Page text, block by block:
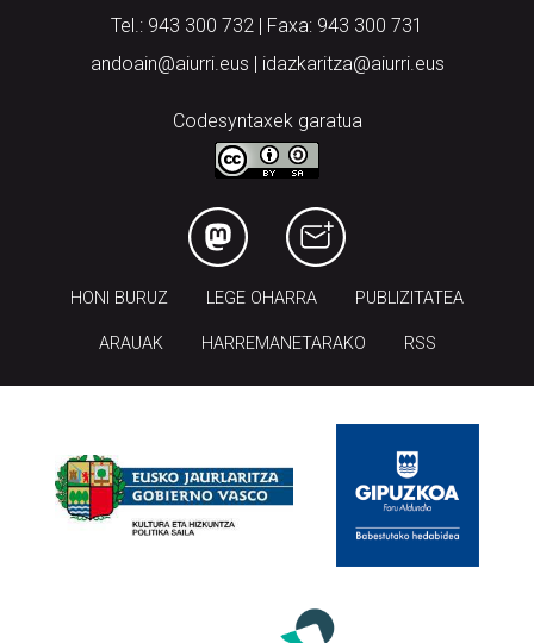
Tel.: 943 300 732 | Faxa: 943 300 731
andoain@aiurri.eus | idazkaritza@aiurri.eus
Codesyntaxek garatua
HONI BURUZ LEGE OHARRA PUBLIZITATEA
ARAUAK HARREMANETARAKO RSS